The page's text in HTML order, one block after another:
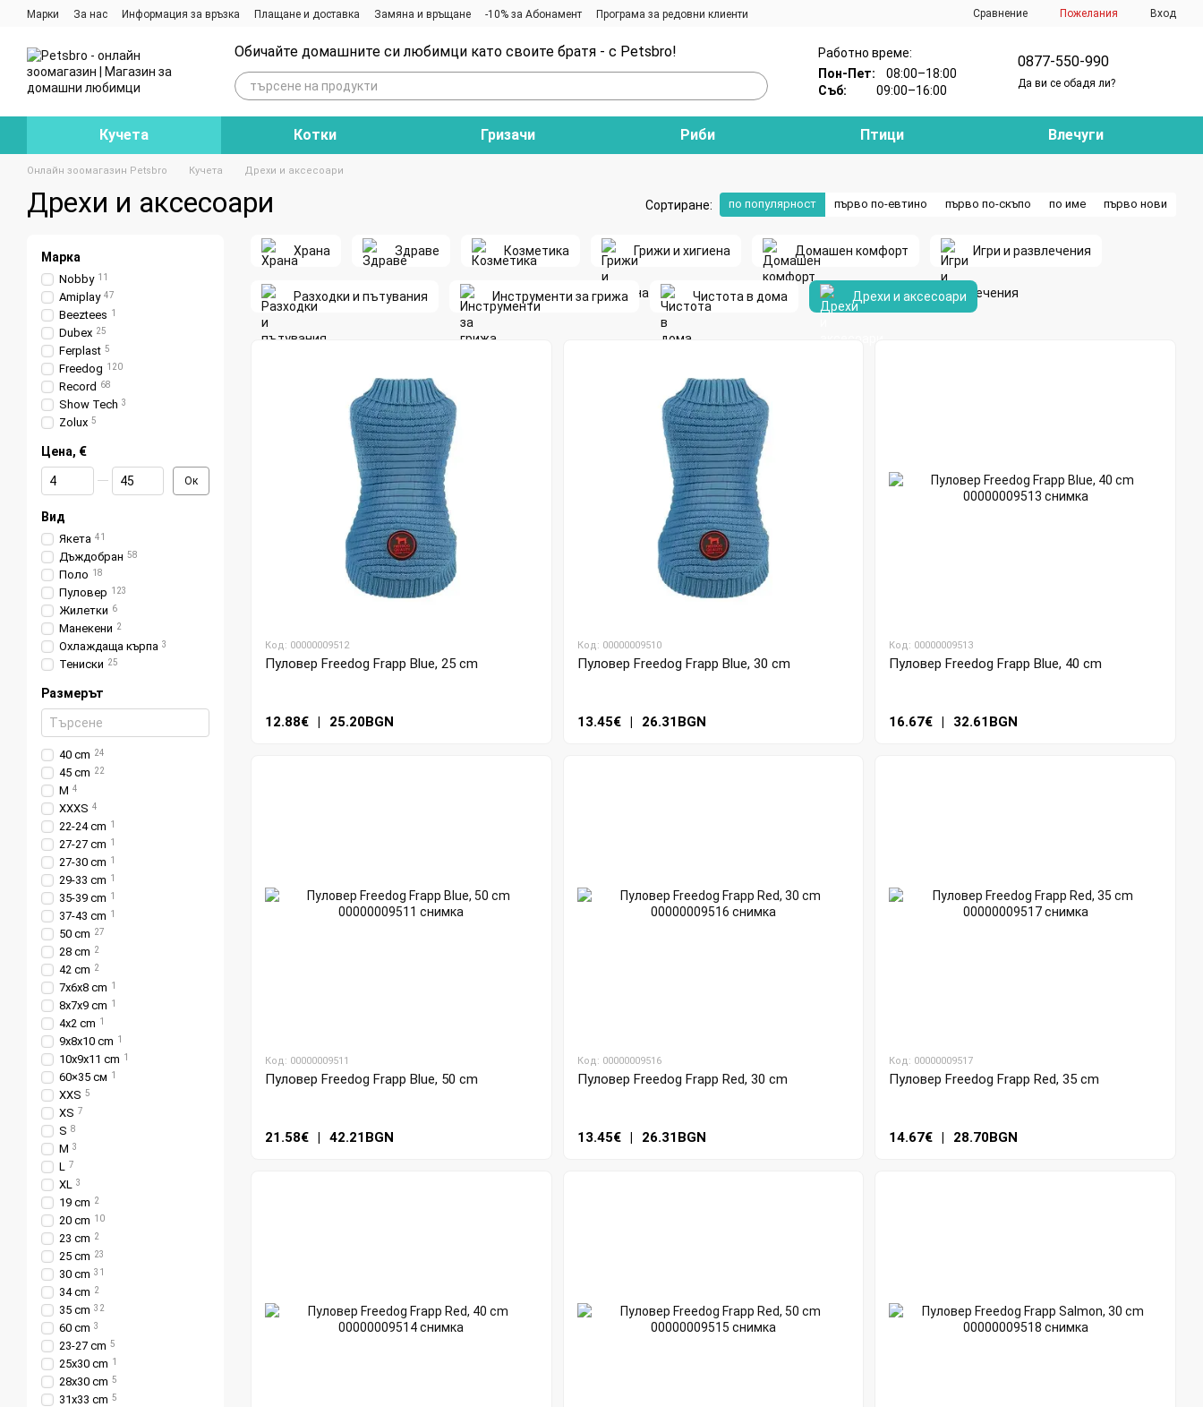
Премини към основното съдържание
Марки За нас Информация за връзка Плащане и доставка Замяна и връщане -10% за Абонамент
Програма за редовни клиенти
Сравнение Пожелания Вход
Обичайте домашните си любимци като своите братя - с Petsbro!
Работно време:
Пон-Пет:08:00–18:00
Съб:09:00–16:00
0877-550-990
Да ви се обадя ли?
Кучета Котки Гризачи Риби Птици Влечуги
Онлайн зоомагазин Petsbro Кучета Дрехи и аксесоари
Дрехи и аксесоари Сортиране: по популярност първо по-евтино първо по-скъпо по име първо нови
Храна Здраве Козметика Грижи и хигиена Домашен комфорт Игри и развлечения
Разходки и пътувания Инструменти за грижа Чистота в дома Дрехи и аксесоари
Код: 00000009512
Пуловер Freedog Frapp Blue, 25 cm
12.88€ | 25.20BGN
Код: 00000009510
Пуловер Freedog Frapp Blue, 30 cm
13.45€ | 26.31BGN
Код: 00000009513
Пуловер Freedog Frapp Blue, 40 cm
16.67€ | 32.61BGN
Код: 00000009511
Пуловер Freedog Frapp Blue, 50 cm
21.58€ | 42.21BGN
Код: 00000009516
Пуловер Freedog Frapp Red, 30 cm
13.45€ | 26.31BGN
Код: 00000009517
Пуловер Freedog Frapp Red, 35 cm
14.67€ | 28.70BGN
Марка
Nobby 11
Amiplay 47
Beeztees 1
Dubex 25
Ferplast 5
Freedog 120
Record 68
Show Tech 3
Zolux 5
Цена, €
От Цена, €
До Цена, € Ок
Вид
Якета 41
Дъждобран 58
Поло 18
Пуловер 123
Жилетки 6
Манекени 2
Охлаждаща кърпа 3
Тениски 25
Размерът
40 cm 24
45 cm 22
М 4
XXXS 4
22-24 cm 1
27-27 cm 1
27-30 cm 1
29-33 cm 1
35-39 cm 1
37-43 cm 1
50 cm 27
28 cm 2
42 cm 2
7x6x8 cm 1
8x7x9 cm 1
4х2 cm 1
9x8x10 cm 1
10x9x11 cm 1
60×35 см 1
XXS 5
XS 7
S 8
М 3
L 7
XL 3
19 cm 2
20 cm 10
23 cm 2
25 cm 23
30 cm 31
34 cm 2
35 cm 32
60 cm 3
23-27 cm 5
25х30 cm 1
28x30 cm 5
31x33 cm 5